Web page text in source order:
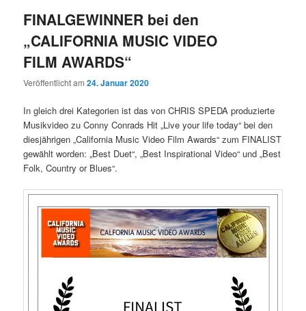
FINALGEWINNER bei den
„CALIFORNIA MUSIC VIDEO
FILM AWARDS“
Veröffentlicht am24. Januar 2020
In gleich drei Kategorien ist das von CHRIS SPEDA produzierte
Musikvideo zu Conny Conrads Hit „Live your life today“ bei den
diesjährigen „California Music Video Film Awards“ zum FINALIST
gewählt worden: „Best Duet“, „Best Inspirational Video“ und „Best
Folk, Country or Blues“.